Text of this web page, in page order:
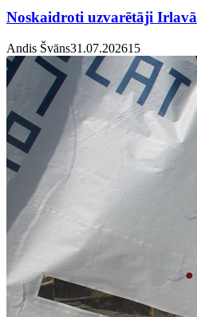
Noskaidroti uzvarētāji Irlavā
Andis Švāns31.07.20261 5